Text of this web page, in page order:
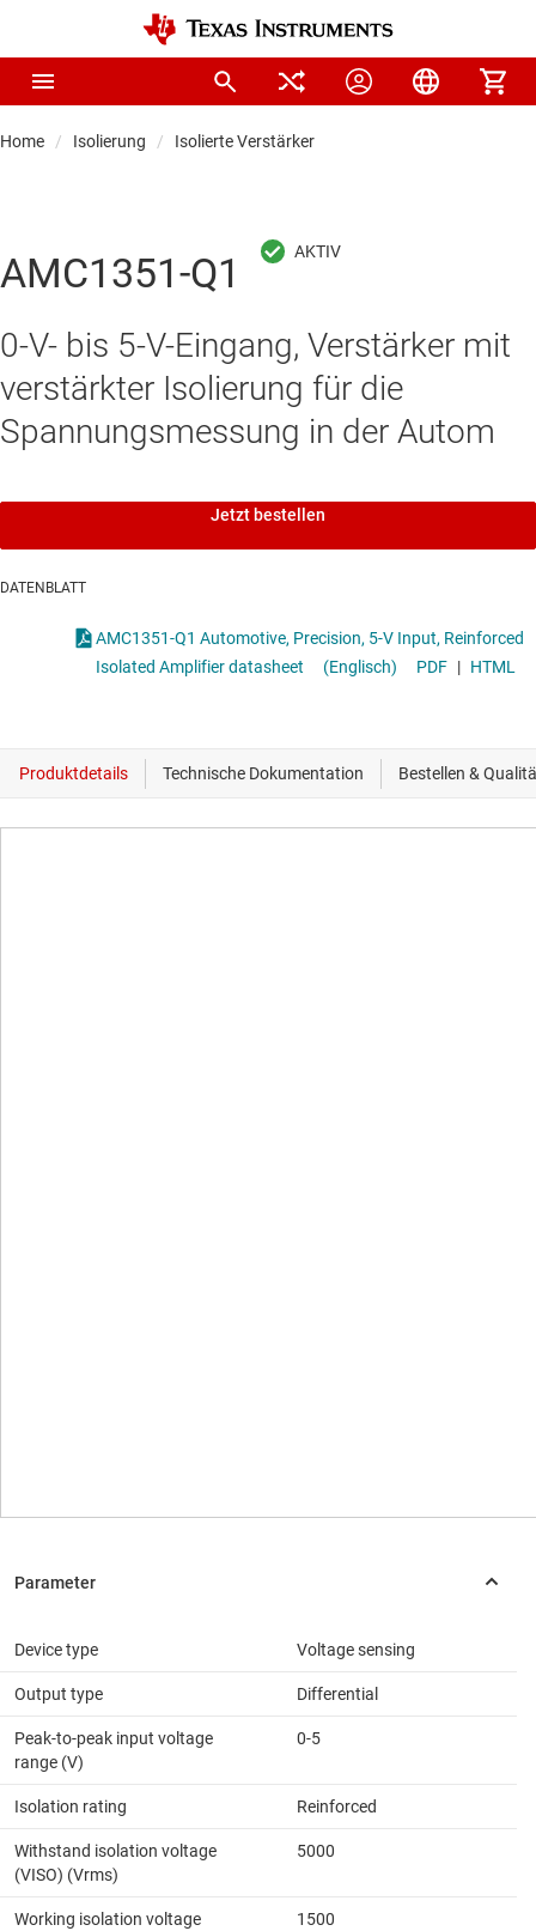
Home Isolierung Isolierte Verstärker
AMC1351-Q1
0-V- bis 5-V-Eingang, Verstärker mit
verstärkter Isolierung für die
Spannungsmessung in der Autom
Jetzt bestellen
DATENBLATT
AMC1351-Q1 Automotive, Precision, 5-V Input, Reinforced
Isolated Amplifier datasheet
(Englisch) PDF | HTML
Device type Voltage sensing
Output type Differential
Peak-to-peak input voltage
range (V)
0-5
Isolation rating Reinforced
Withstand isolation voltage
(VISO) (Vrms)
5000
Working isolation voltage
1500